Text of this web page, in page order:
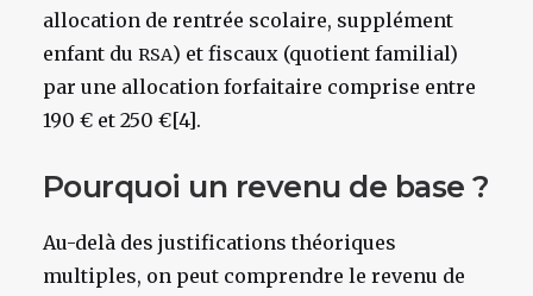
allocation de rentrée scolaire, supplément
enfant du RSA) et fiscaux (quotient familial)
par une allocation forfaitaire comprise entre
190 € et 250 €[4].
Pourquoi un revenu de base ?
Au-delà des justifications théoriques
multiples, on peut comprendre le revenu de